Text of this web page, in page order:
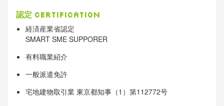
認定 Certification
経済産業省認定
SMART SME SUPPORER
有料職業紹介
一般派遣免許
宅地建物取引業 東京都知事（1）第112772号